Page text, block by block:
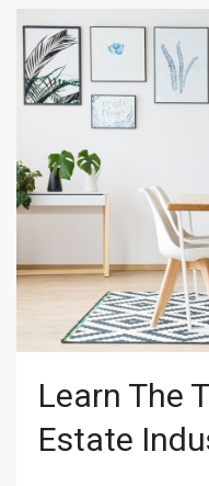
Learn The
Estate